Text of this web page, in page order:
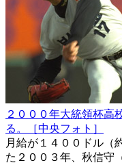
２０００年大統領杯高
る。［中央フォト］
月給が１４００ドル（
た２００３年、秋信守